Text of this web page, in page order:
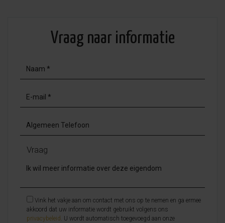
Vraag naar informatie
Vraag
Vink het vakje aan om contact met ons op te nemen en ga ermee
akkoord dat uw informatie wordt gebruikt volgens ons
privacybeleid . U wordt automatisch toegevoegd aan onze